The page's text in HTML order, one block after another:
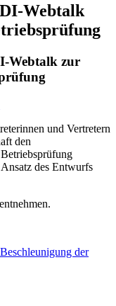
Webtalk
Webtalk zur
und Vertretern
den
des Entwurfs
der